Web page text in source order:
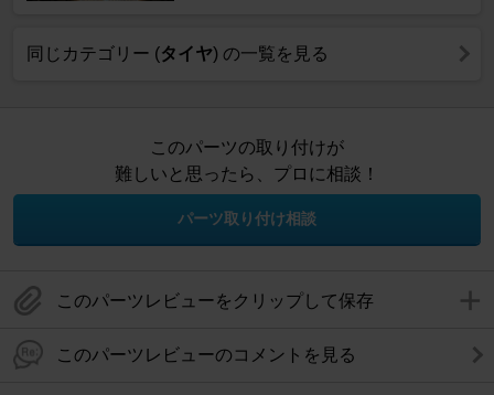
同じカテゴリー (タイヤ) の一覧を見る
このパーツの取り付けが
難しいと思ったら、プロに相談！
パーツ取り付け相談
このパーツレビューをクリップして保存
このパーツレビューのコメントを見る